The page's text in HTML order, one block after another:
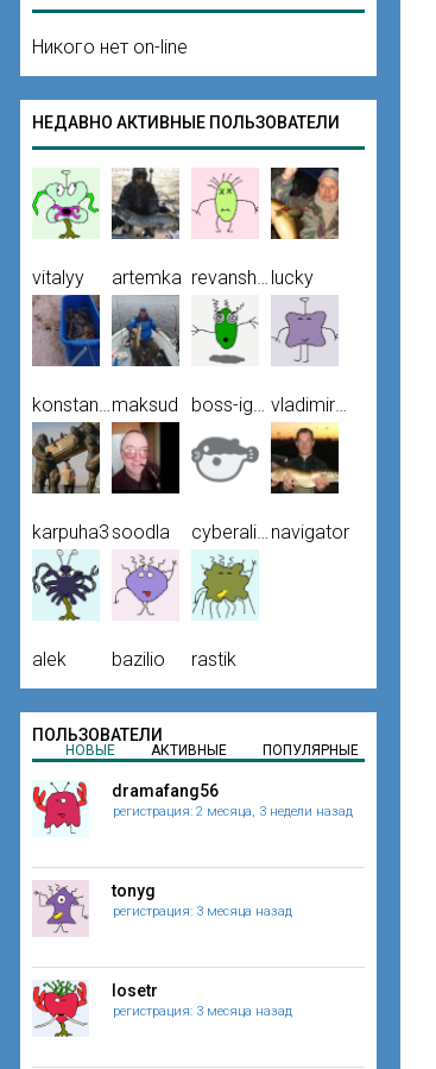
Никого нет on-line
НЕДАВНО АКТИВНЫЕ ПОЛЬЗОВАТЕЛИ
vitalyy artemka revansh20 lucky
konstantinmaksud boss-igoshkingmail-com vladimir50
karpuha3soodla cyberalien navigator
alek bazilio rastik
ПОЛЬЗОВАТЕЛИ
НОВЫЕ АКТИВНЫЕ ПОПУЛЯРНЫЕ
dramafang56
регистрация: 2 месяца, 3 недели назад
tonyg
регистрация: 3 месяца назад
losetr
регистрация: 3 месяца назад